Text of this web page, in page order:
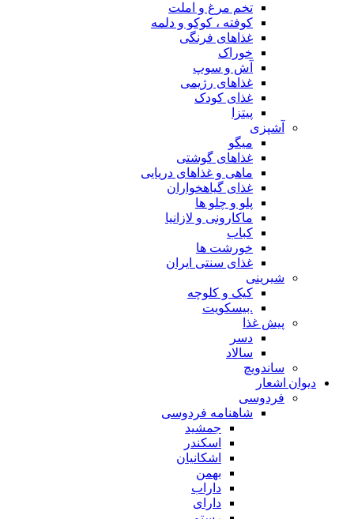
تخم مرغ و املت
کوفته ، کوکو و دلمه
غذاهای فرنگی
خوراک
آش و سوپ
غذاهای رژیمی
غذای کودک
پیتزا
آشپزی
میگو
غذاهای گوشتی
ماهی و غذاهای دریایی
غذای گیاهخواران
پلو و چلو ها
ماکارونی و لازانیا
کباب
خورشت ها
غذای سنتی ایران
شیرینی
کیک و کلوچه
.بیسکویت
پیش غذا
دسر
سالاد
ساندویچ
دیوان اشعار
فردوسی
شاهنامه فردوسی
جمشید
اسکندر
اشکانیان
بهمن
داراب
دارای